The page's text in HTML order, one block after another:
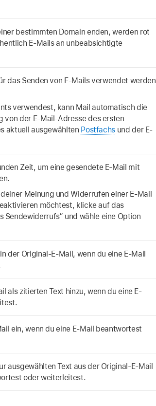
bestimmten Domain enden, werden rot
E-Mails an unbeabsichtigte
das Senden von E-Mails verwendet werden
verwendest, kann Mail automatisch die
von der E-Mail-Adresse des ersten
aktuell ausgewählten Postfachs und der E-
Zeit, um eine gesendete E‑Mail mit
Meinung und Widerrufen einer E-Mail
möchtest, klicke auf das
Sendewiderrufs“ und wähle eine Option
der Original-E-Mail, wenn du eine E-Mail
als zitierten Text hinzu, wenn du eine E-
ein, wenn du eine E-Mail beantwortest
ausgewählten Text aus der Original-E-Mail
oder weiterleitest.